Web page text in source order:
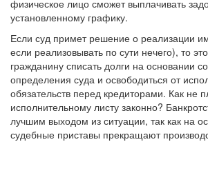
физическое лицо сможет выплачивать
установленному графику.
Если суд примет решение о реализации
если реализовывать по сути нечего), то
гражданину списать долги на основании
определения суда и освободиться от
обязательств перед кредиторами. Как не
исполнительному листу законно?
лучшим выходом из ситуации, так как на
судебные приставы прекращают